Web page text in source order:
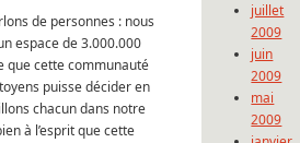
de personnes : nous
espace de 3.000.000
que cette communauté
puisse décider en
chacun dans notre
à l’esprit que cette
juillet
2009
juin
2009
mai
2009